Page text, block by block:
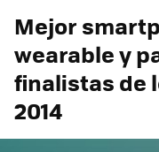
Mejor
wearable y
finalistas de
2014